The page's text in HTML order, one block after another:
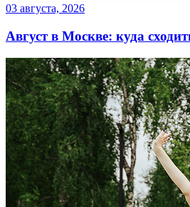
03 августа, 2026
Август в Москве: куда